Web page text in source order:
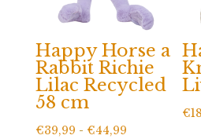
Happy Horse a
Rabbit Richie
Lilac Recycled
58 cm
€39,99 - €44,99Prijsklasse:
€